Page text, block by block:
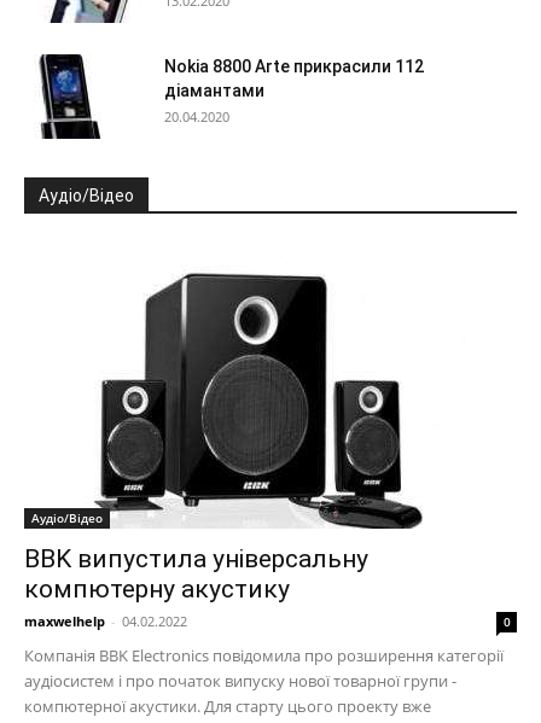
Nokia 8800 Arte прикрасили 112
діамантами
20.04.2020
Аудіо/Відео
Аудіо/Відео
BBK випустила універсальну
компютерну акустику
maxwelhelp - 04.02.2022 0
Компанія BBK Electronics повідомила про розширення категорії
аудіосистем і про початок випуску нової товарної групи -
компютерної акустики. Для старту цього проекту вже